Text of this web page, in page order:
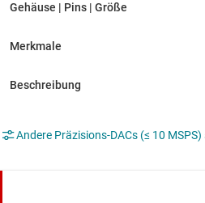
Andere Präzisions-DACs (≤ 10 MSPS)